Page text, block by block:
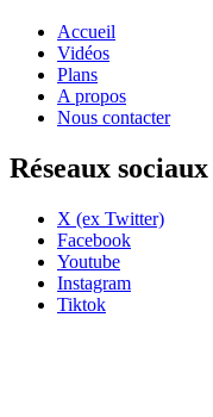
Accueil
Vidéos
Plans
A propos
Nous contacter
Réseaux sociaux
X (ex Twitter)
Facebook
Youtube
Instagram
Tiktok